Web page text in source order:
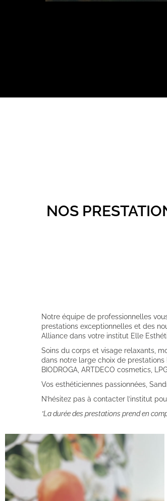
NOS
Notre équipe de professionnelles
prestations exceptionnelles et des
Alliance dans votre institut Elle
Soins du corps et visage relaxants,
dans notre large choix de
BIODROGA, ARTDECO cosmetics,
Vos esthéticiennes passionnées,
N’hésitez pas à contacter l’institut
*La durée des prestations prend en